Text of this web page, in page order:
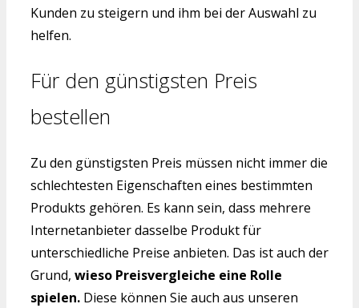
Kunden zu steigern und ihm bei der Auswahl zu
helfen.
Für den günstigsten Preis
bestellen
Zu den günstigsten Preis müssen nicht immer die
schlechtesten Eigenschaften eines bestimmten
Produkts gehören. Es kann sein, dass mehrere
Internetanbieter dasselbe Produkt für
unterschiedliche Preise anbieten. Das ist auch der
Grund, wieso Preisvergleiche eine Rolle
spielen. Diese können Sie auch aus unseren